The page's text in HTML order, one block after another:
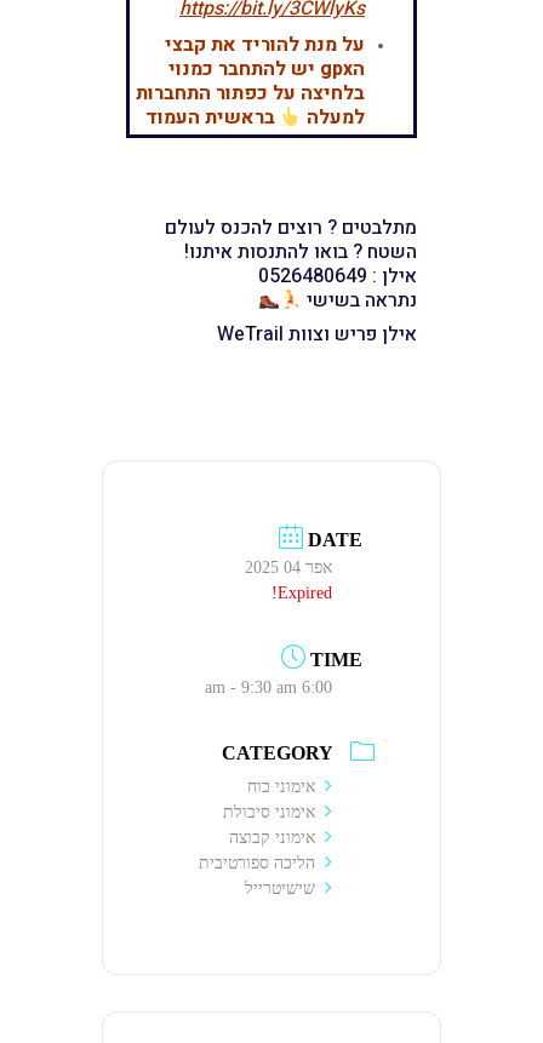
https://bit.ly/3CWlyKs
על מנת להוריד את קבצי
הgpx יש להתחבר כמנוי
בלחיצה על כפתור התחברות
למעלה
בראשית העמוד
מתלבטים ? רוצים להכנס לעולם
השטח ? בואו להתנסות איתנו!
אילן : 0526480649
נתראה בשישי
אילן פריש וצוות WeTrail
DATE
אפר 04 2025
Expired!
TIME
6:00 am - 9:30 am
CATEGORY
אימוני כוח
אימוני סיבולת
אימוני קבוצה
הליכה ספורטיבית
שישיטרייל